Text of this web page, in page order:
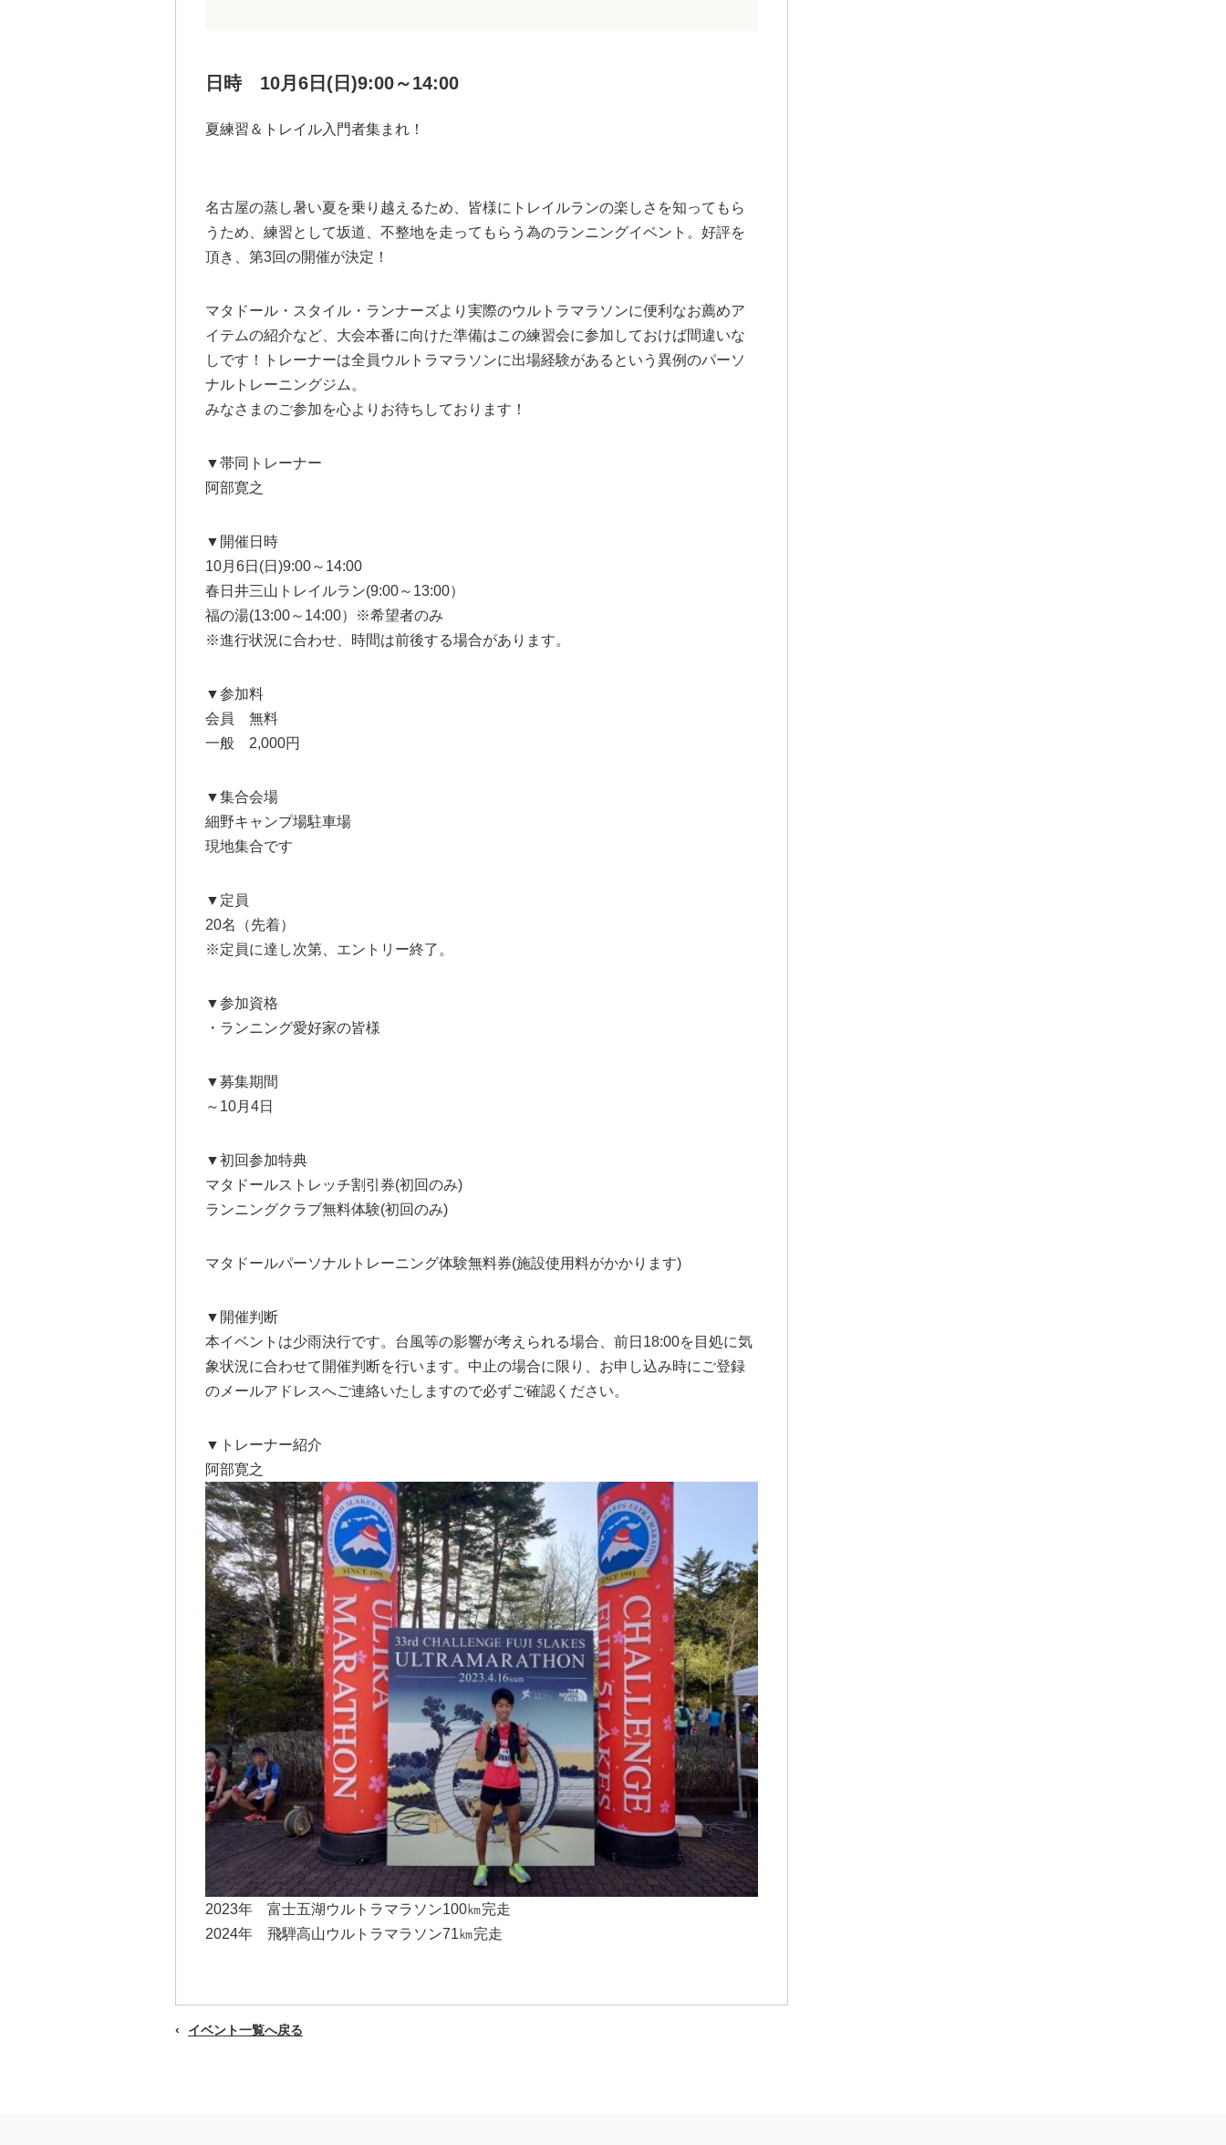
日時 10月6日(日)9:00～14:00
夏練習＆トレイル入門者集まれ！
名古屋の蒸し暑い夏を乗り越えるため、皆様にトレイルランの楽しさを知ってもら
うため、練習として坂道、不整地を走ってもらう為のランニングイベント。好評を
頂き、第3回の開催が決定！
マタドール・スタイル・ランナーズより実際のウルトラマラソンに便利なお薦めア
イテムの紹介など、大会本番に向けた準備はこの練習会に参加しておけば間違いな
しです！トレーナーは全員ウルトラマラソンに出場経験があるという異例のパーソ
ナルトレーニングジム。
みなさまのご参加を心よりお待ちしております！
▼帯同トレーナー
阿部寛之
▼開催日時
10月6日(日)9:00～14:00
春日井三山トレイルラン(9:00～13:00）
福の湯(13:00～14:00）※希望者のみ
※進行状況に合わせ、時間は前後する場合があります。
▼参加料
会員 無料
一般 2,000円
▼集合会場
細野キャンプ場駐車場
現地集合です
▼定員
20名（先着）
※定員に達し次第、エントリー終了。
▼参加資格
・ランニング愛好家の皆様
▼募集期間
～10月4日
▼初回参加特典
マタドールストレッチ割引券(初回のみ)
ランニングクラブ無料体験(初回のみ)
マタドールパーソナルトレーニング体験無料券(施設使用料がかかります)
▼開催判断
本イベントは少雨決行です。台風等の影響が考えられる場合、前日18:00を目処に気
象状況に合わせて開催判断を行います。中止の場合に限り、お申し込み時にご登録
のメールアドレスへご連絡いたしますので必ずご確認ください。
▼トレーナー紹介
阿部寛之
2023年 富士五湖ウルトラマラソン100㎞完走
2024年 飛騨高山ウルトラマラソン71㎞完走
イベント一覧へ戻る